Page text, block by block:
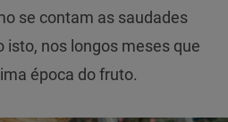
se contam as saudades
isto, nos longos meses que
época do fruto.